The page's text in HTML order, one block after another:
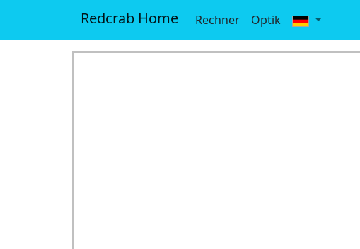
Redcrab Home Rechner Optik